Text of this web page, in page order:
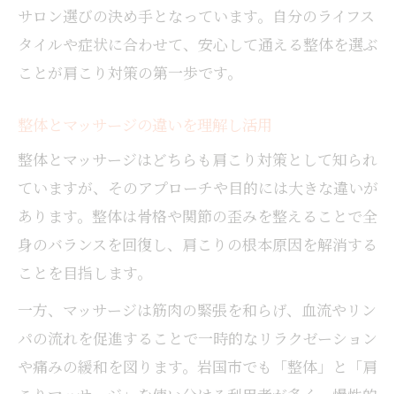
サロン選びの決め手となっています。自分のライフス
タイルや症状に合わせて、安心して通える整体を選ぶ
ことが肩こり対策の第一歩です。
整体とマッサージの違いを理解し活用
整体とマッサージはどちらも肩こり対策として知られ
ていますが、そのアプローチや目的には大きな違いが
あります。整体は骨格や関節の歪みを整えることで全
身のバランスを回復し、肩こりの根本原因を解消する
ことを目指します。
一方、マッサージは筋肉の緊張を和らげ、血流やリン
パの流れを促進することで一時的なリラクゼーション
や痛みの緩和を図ります。岩国市でも「整体」と「肩